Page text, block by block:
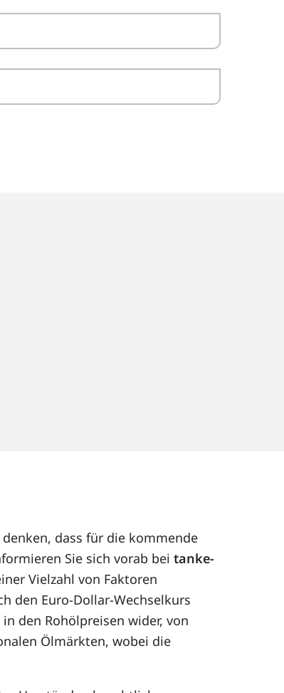
dass für die kommende
Sie sich vorab beitanke-
Vielzahl von Faktoren
den Euro-Dollar-Wechselkurs
den Rohölpreisen wider, von
Ölmärkten, wobei die